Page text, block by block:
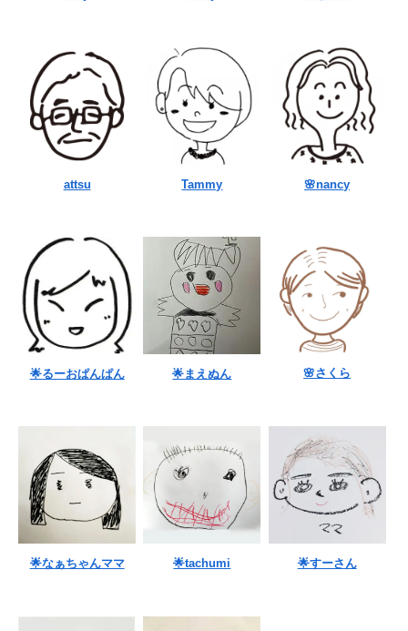
attsu Tammy 🌸nancy
🌟るーおぱんぱん 🌟まえぬん 🌸さくら
🌟なぁちゃんママ 🌟tachumi 🌟すーさん